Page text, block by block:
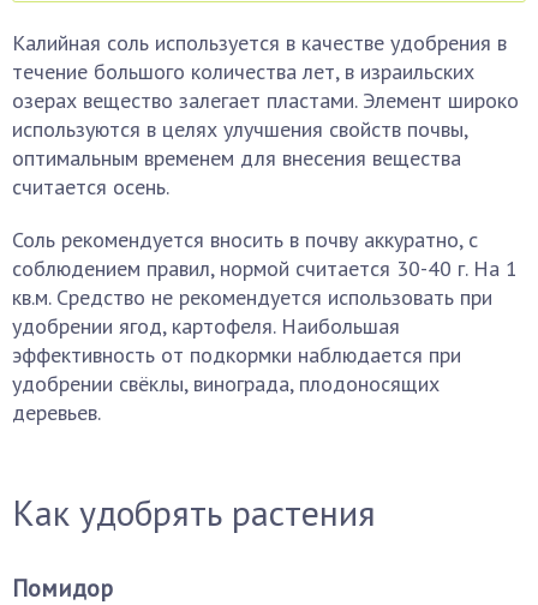
Калийная соль используется в качестве удобрения в
течение большого количества лет, в израильских
озерах вещество залегает пластами. Элемент широко
используются в целях улучшения свойств почвы,
оптимальным временем для внесения вещества
считается осень.
Соль рекомендуется вносить в почву аккуратно, с
соблюдением правил, нормой считается 30-40 г. На 1
кв.м. Средство не рекомендуется использовать при
удобрении ягод, картофеля. Наибольшая
эффективность от подкормки наблюдается при
удобрении свёклы, винограда, плодоносящих
деревьев.
Как удобрять растения
Помидор